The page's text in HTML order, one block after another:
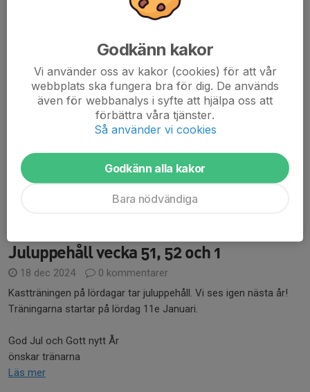
konstaterade att vi redan tränat vår sista träning inför
sommaren. Idag var det Täby Open på Tibblevallen och nästa
Ingen kastträning 8/2
0 kommentarer
kastträning inställd.
Juluppehåll vecka 51, 52 och 1
18 dec 2024
0 kommentarer
Kastträningen på lördagar tar juluppehåll. Vi ses igen nästa år!
Träningarna startar på lördag 11e Januari.
God Jul och Gott nytt År
önskar tränarna
Läs mer
Godkänn kakor
Vi använder oss av kakor (cookies) för att vår
webbplats ska fungera bra för dig. De används
även för webbanalys i syfte att hjälpa oss att
förbättra våra tjänster.
Så använder vi cookies
Godkänn alla kakor
Bara nödvändiga